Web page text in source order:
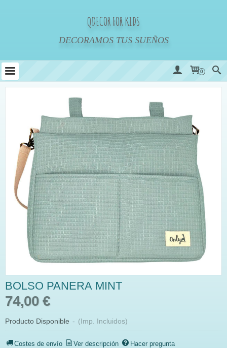
QDECOR FOR KIDS
DECORAMOS TUS SUEÑOS
0
BOLSO PANERA MINT
74,00 €
Producto Disponible - (Imp. Incluidos)
Costes de envío Ver descripción Hacer pregunta